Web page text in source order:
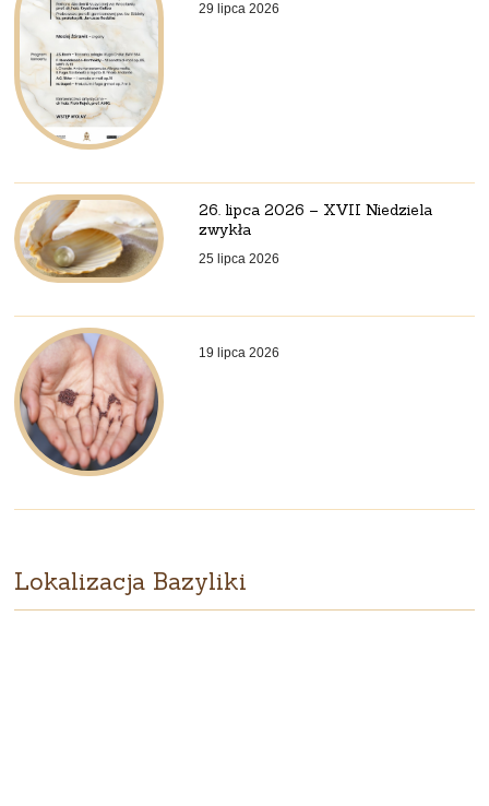
29 lipca 2026
26. lipca 2026 – XVII Niedziela
zwykła
25 lipca 2026
19 lipca 2026
Lokalizacja Bazyliki